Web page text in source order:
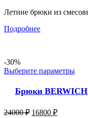
Летние брюки из
Подробнее
-30%
Выберите параметры
Брюки BERWICH
24000₽ 16800 ₽